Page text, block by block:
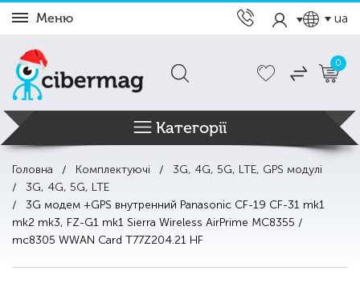
Меню ua
0
Категорії
Головна Комплектуючі
3G, 4G, 5G, LTE, GPS модулі
3G, 4G, 5G, LTE
3G модем +GPS внутренний Panasonic CF-19 CF-31 mk1
mk2 mk3, FZ-G1 mk1 Sierra Wireless AirPrime MC8355 /
mc8305 WWAN Card T77Z204.21 HF